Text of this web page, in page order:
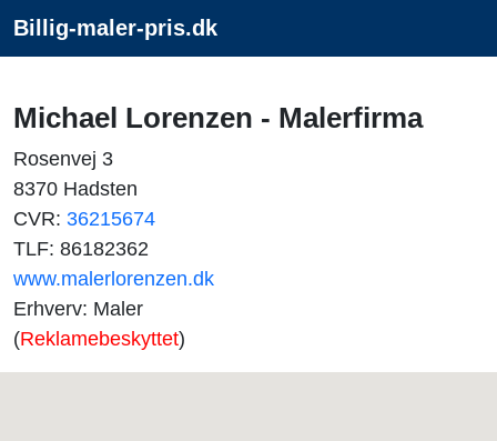
Billig-maler-pris.dk
Michael Lorenzen - Malerfirma
Rosenvej 3
8370 Hadsten
CVR: 36215674
TLF: 86182362
www.malerlorenzen.dk
Erhverv: Maler
(Reklamebeskyttet)